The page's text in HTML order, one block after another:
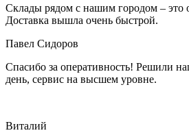
Склады рядом с нашим городом –
Доставка вышла очень быстрой.
Павел Сидоров
Спасибо за оперативность! Решили
день, сервис на высшем уровне.
Виталий